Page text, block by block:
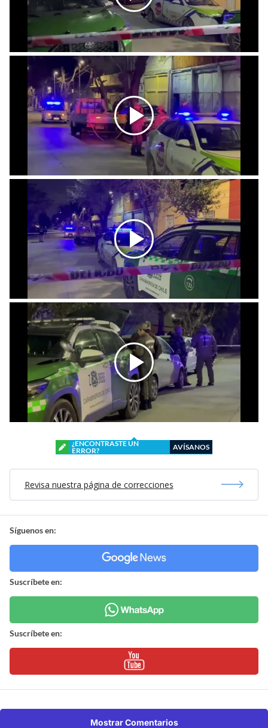
¿ENCONTRASTE UN
ERROR?
AVÍSANOS
Revisa nuestra página de correcciones
Síguenos en:
Suscríbete en:
Suscríbete en:
Mostrar Comentarios